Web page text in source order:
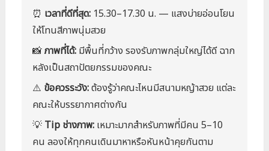
⏰ เวลาที่ดีที่สุด: 15.30–17.30 น. — แสงบ่ายอ่อนโยน
ให้โทนสีภาพนุ่มสวย
📸ภาพที่ได้: มีพื้นที่กว้าง รองรับภาพกลุ่มใหญ่ได้ดี ฉาก
หลังเป็นสถาปัตยกรรมของคณะ
⚠️ ข้อควรระวัง:ต้องรู้ว่าคณะไหนมีสนามหญ้าสวย แต่ละ
คณะให้บรรยากาศต่างกัน
💡 Tip ช่างภาพ: เหมาะมากสำหรับภาพที่มีคน 5–10
คน ลองให้ทุกคนเดินมาหาหรือหันหน้าคุยกันตาม